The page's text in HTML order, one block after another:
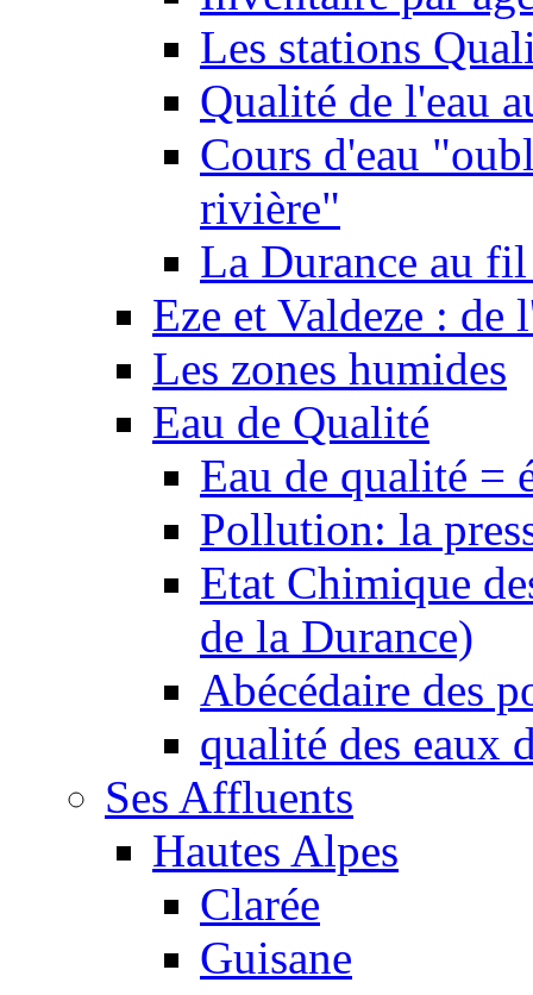
Les stations
Qualité de l'eau
Cours d'eau
rivière"
La Durance au
Eze et Valdeze : de
Les zones humides
Eau de Qualité
Eau de qualité =
Pollution: la
Etat Chimique
de la Durance)
Abécédaire des
qualité des eaux
Ses Affluents
Hautes Alpes
Clarée
Guisane